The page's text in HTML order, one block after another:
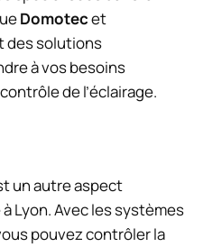
Domotecet
des solutions
à vos besoins
de l’éclairage.
un autre aspect
Lyon. Avec les systèmes
pouvez contrôler la